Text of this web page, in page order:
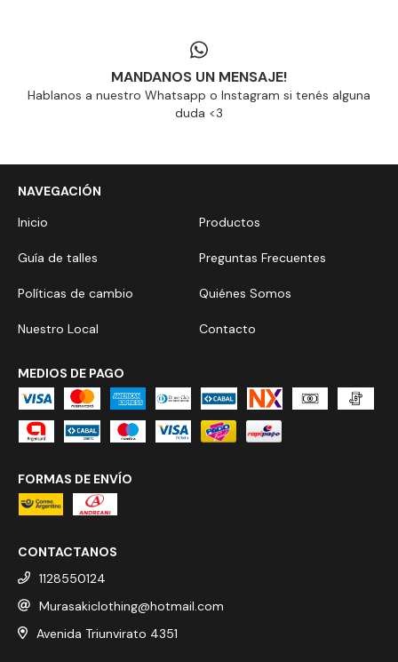
MANDANOS UN MENSAJE!
Hablanos a nuestro Whatsapp o Instagram si tenés alguna
duda <3
NAVEGACIÓN
Inicio
Productos
Guía de talles Preguntas Frecuentes
Políticas de cambio Quiénes Somos
Nuestro Local Contacto
MEDIOS DE PAGO
FORMAS DE ENVÍO
CONTACTANOS
1128550124
Murasakiclothing@hotmail.com
Avenida Triunvirato 4351